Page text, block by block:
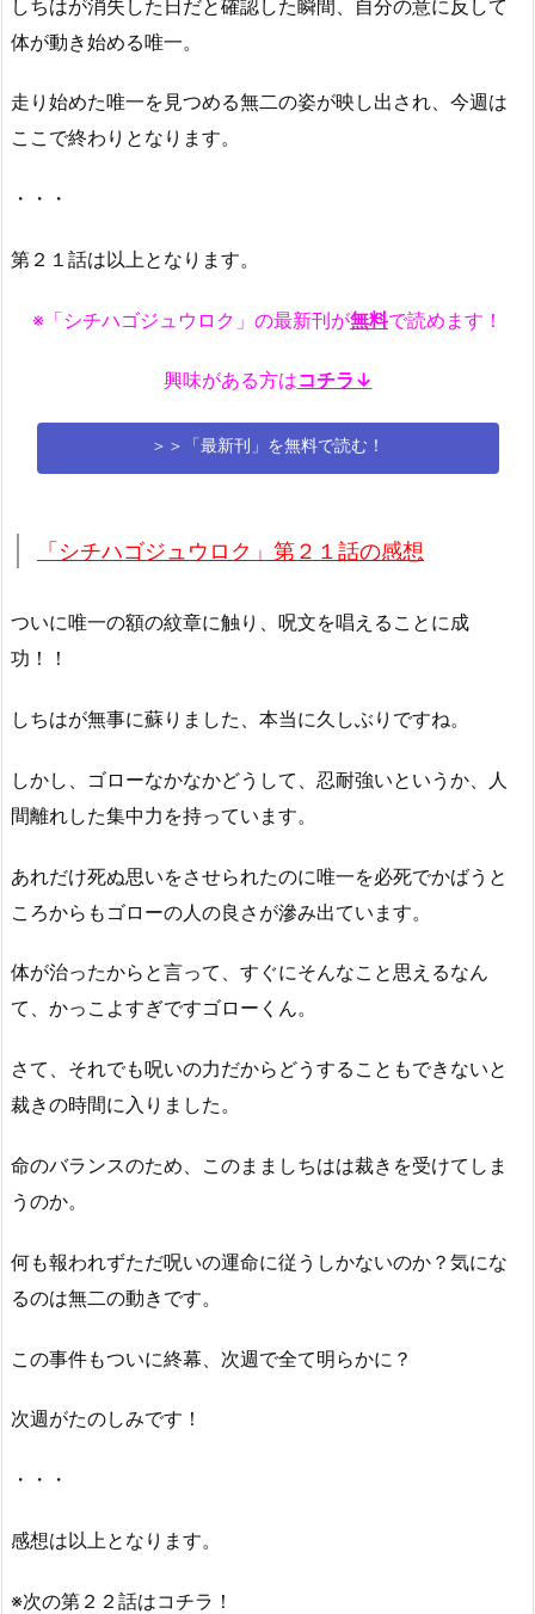
しちはが消失した日だと確認した瞬間、自分の意に反して
体が動き始める唯一。
走り始めた唯一を見つめる無二の姿が映し出され、今週は
ここで終わりとなります。
・・・
第２１話は以上となります。
※「シチハゴジュウロク」の最新刊が無料で読めます！
興味がある方はコチラ↓
＞＞「最新刊」を無料で読む！
「シチハゴジュウロク」第２１話の感想
ついに唯一の額の紋章に触り、呪文を唱えることに成
功！！
しちはが無事に蘇りました、本当に久しぶりですね。
しかし、ゴローなかなかどうして、忍耐強いというか、人
間離れした集中力を持っています。
あれだけ死ぬ思いをさせられたのに唯一を必死でかばうと
ころからもゴローの人の良さが滲み出ています。
体が治ったからと言って、すぐにそんなこと思えるなん
て、かっこよすぎですゴローくん。
さて、それでも呪いの力だからどうすることもできないと
裁きの時間に入りました。
命のバランスのため、このまましちはは裁きを受けてしま
うのか。
何も報われずただ呪いの運命に従うしかないのか？気にな
るのは無二の動きです。
この事件もついに終幕、次週で全て明らかに？
次週がたのしみです！
・・・
感想は以上となります。
※次の第２２話はコチラ！